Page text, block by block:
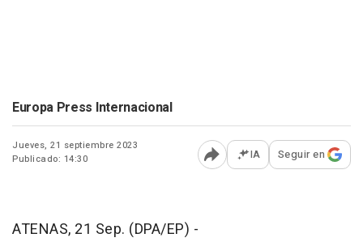
Europa Press Internacional
Jueves, 21 septiembre 2023
Publicado: 14:30
Abrir opciones para
IA Seguir en
ATENAS, 21 Sep. (DPA/EP) -